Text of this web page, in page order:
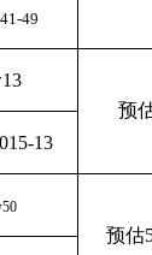
49
预
13
预估